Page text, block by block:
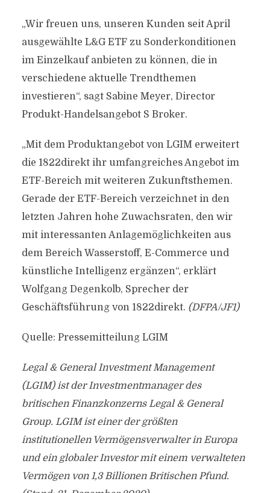
„Wir freuen uns, unseren Kunden seit April
ausgewählte L&G ETF zu Sonderkonditionen
im Einzelkauf anbieten zu können, die in
verschiedene aktuelle Trendthemen
investieren“, sagt Sabine Meyer, Director
Produkt-Handelsangebot S Broker.
„Mit dem Produktangebot von LGIM erweitert
die 1822direkt ihr umfangreiches Angebot im
ETF-Bereich mit weiteren Zukunftsthemen.
Gerade der ETF-Bereich verzeichnet in den
letzten Jahren hohe Zuwachsraten, den wir
mit interessanten Anlagemöglichkeiten aus
dem Bereich Wasserstoff, E-Commerce und
künstliche Intelligenz ergänzen“, erklärt
Wolfgang Degenkolb, Sprecher der
Geschäftsführung von 1822direkt. (DFPA/JF1)
Quelle: Pressemitteilung LGIM
Legal & General Investment Management
(LGIM) ist der Investmentmanager des
britischen Finanzkonzerns Legal & General
Group. LGIM ist einer der größten
institutionellen Vermögensverwalter in Europa
und ein globaler Investor mit einem verwalteten
Vermögen von 1,3 Billionen Britischen Pfund.